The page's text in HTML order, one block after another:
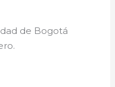
de Bogotá